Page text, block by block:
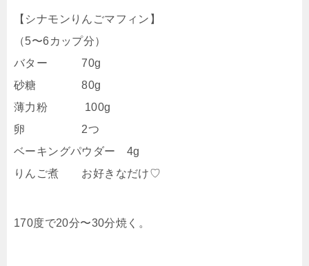
【シナモンりんごマフィン】
（5〜6カップ分）
バター 70g
砂糖 80g
薄力粉 100g
卵 2つ
ベーキングパウダー 4g
りんご煮 お好きなだけ♡
170度で20分〜30分焼く。